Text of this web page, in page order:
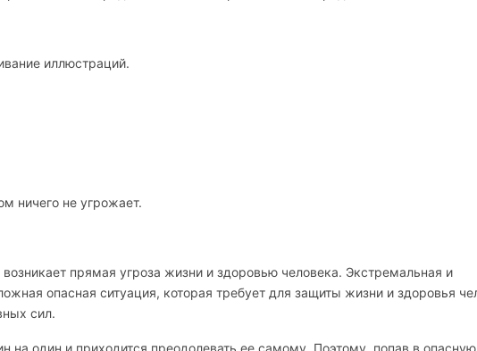
иллюстраций.
ничего не угрожает.
возникает прямая угроза жизни и здоровью человека. Экстремальная и
опасная ситуация, которая требует для защиты жизни и здоровья
сил.
на один и приходится преодолевать ее самому. Поэтому, попав в опасную